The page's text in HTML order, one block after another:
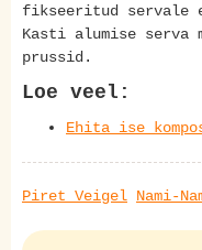
fikseeritud servale
Kasti alumise serva
prussid.
Loe veel:
Ehita ise
Piret Veigel Nami-